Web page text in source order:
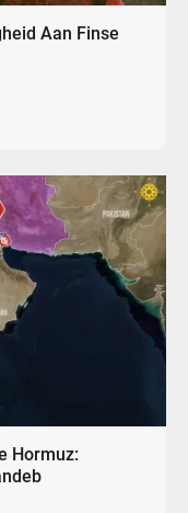
Aan Finse
Hormuz: